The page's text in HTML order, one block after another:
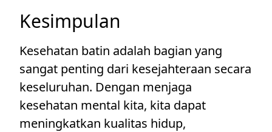
Kesimpulan
Kesehatan batin adalah bagian yang
sangat penting dari kesejahteraan secara
keseluruhan. Dengan menjaga
kesehatan mental kita, kita dapat
meningkatkan kualitas hidup,